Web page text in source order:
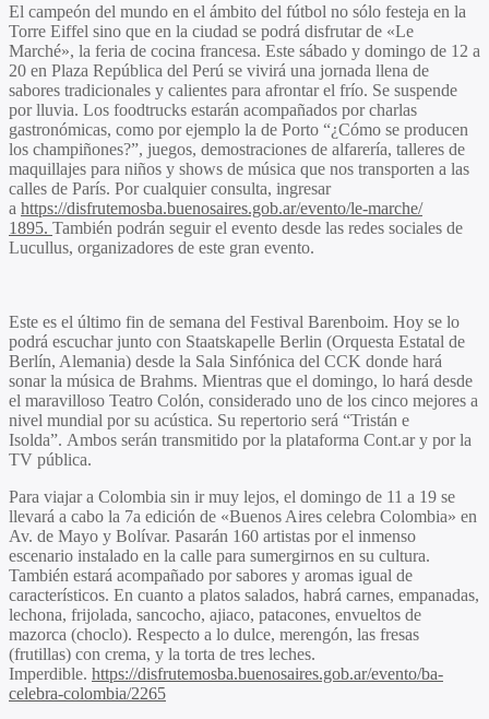
El campeón del mundo en el ámbito del fútbol no sólo festeja en la
Torre Eiffel sino que en la ciudad se podrá disfrutar de «Le
Marché», la feria de cocina francesa. Este sábado y domingo de 12 a
20 en Plaza República del Perú se vivirá una jornada llena de
sabores tradicionales y calientes para afrontar el frío. Se suspende
por lluvia. Los foodtrucks estarán acompañados por charlas
gastronómicas, como por ejemplo la de Porto “¿Cómo se producen
los champiñones?”, juegos, demostraciones de alfarería, talleres de
maquillajes para niños y shows de música que nos transporten a las
calles de París. Por cualquier consulta, ingresar
a https://disfrutemosba.buenosaires.gob.ar/evento/le-marche/
1895. También podrán seguir el evento desde las redes sociales de
Lucullus, organizadores de este gran evento.
Este es el último fin de semana del Festival Barenboim. Hoy se lo
podrá escuchar junto con Staatskapelle Berlin (Orquesta Estatal de
Berlín, Alemania) desde la Sala Sinfónica del CCK donde hará
sonar la música de Brahms. Mientras que el domingo, lo hará desde
el maravilloso Teatro Colón, considerado uno de los cinco mejores a
nivel mundial por su acústica. Su repertorio será “Tristán e
Isolda”. Ambos serán transmitido por la plataforma Cont.ar y por la
TV pública.
Para viajar a Colombia sin ir muy lejos, el domingo de 11 a 19 se
llevará a cabo la 7a edición de «Buenos Aires celebra Colombia» en
Av. de Mayo y Bolívar. Pasarán 160 artistas por el inmenso
escenario instalado en la calle para sumergirnos en su cultura.
También estará acompañado por sabores y aromas igual de
característicos. En cuanto a platos salados, habrá carnes, empanadas,
lechona, frijolada, sancocho, ajiaco, patacones, envueltos de
mazorca (choclo). Respecto a lo dulce, merengón, las fresas
(frutillas) con crema, y la torta de tres leches.
Imperdible. https://disfrutemosba.buenosaires.gob.ar/evento/ba-
celebra-colombia/2265